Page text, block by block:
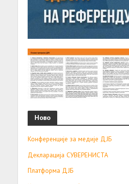
Ново
Конференције за медије ДЈБ
Декларација СУВЕРЕНИСТА
Платформа ДЈБ